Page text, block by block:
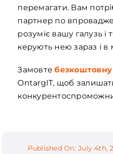
перемагати. Вам
партнер по
розуміє вашу галузь і
керують нею зараз і в
Замовтебезкоштовну
OntargIT, щоб
Published On: July 4th,